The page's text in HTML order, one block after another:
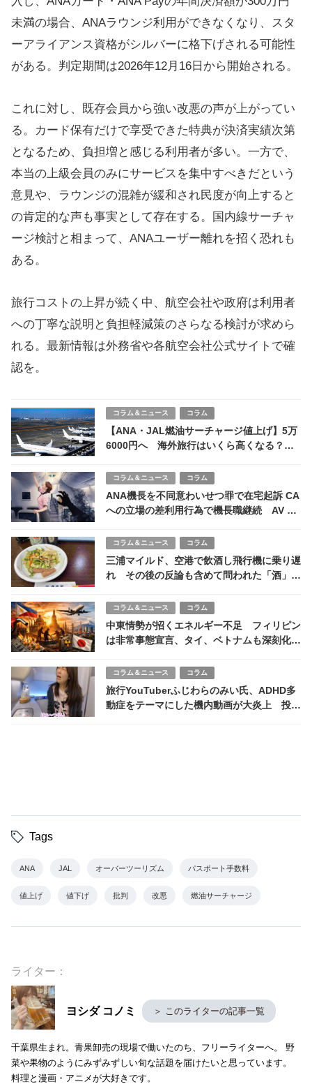
未満の場合、ANAラウンジ利用ができなくなり、スタ
ーアライアンス資格がシルバーに格下げされる可能性
がある。判定期間は2026年12月16日から開始される。
これに対し、既存会員から強い改悪の声が上がってい
る。カード保有だけで享受できた特典が決済実績次第
となるため、負担増と感じる利用者が多い。一方で、
本当の上級会員のみにサービスを集中すべきだという
意見や、ラウンジの混雑が緩和され民度が向上すると
の肯定的な声も事実として存在する。国内線サーチャ
ージ検討と相まって、ANAユーザー離れを招く恐れも
ある。
旅行コストの上昇が続く中、航空会社や政府は利用者
への丁寧な説明と負担軽減策のさらなる検討が求めら
れる。最新情報は外務省や各航空会社公式サイトで確
認を。
コラム＆ニュース コラム
【ANA・JAL燃油サーチャージ値上げ】5万
6000円へ 海外旅行はいくら高くなる？今
コラム＆ニュース コラム
ANA機長を不同意わいせつ罪で在宅起訴 CA
への立場の差利用行為で機長職継続 AV CA
コラム＆ニュース コラム
三浦マイルド、空港で飲酒し飛行機に乗り遅
れ その後の反論も含めて問われた「酒」よ
コラム＆ニュース コラム
中東情勢が招くエネルギー不足 フィリピン
は非常事態宣言、タイ、ベトナムも深刻化
コラム＆ニュース コラム
旅行YouTuberふじわらのみい氏、ADHD多
動症をテーマにした機内動画が大炎上 投稿
Tags
ANA JAL オーバーツーリズム パスポート手数料
値上げ 値下げ 批判 改悪 燃油サーチャージ
ライター：
ヨシダ コノミ ＞ このライターの記事一覧
千葉県生まれ。青果卸売の現場で働いたのち、フリーライターへ。 野
菜や果物のようにみずみずしい旬な話題を届けたいと思っています。
料理と漫画・アニメが大好きです。